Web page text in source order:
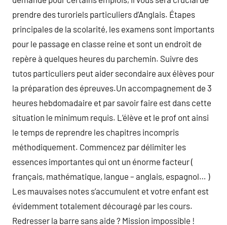
prendre des turoriels particuliers d’Anglais. Étapes
principales de la scolarité, les examens sont importants
pour le passage en classe reine et sont un endroit de
repère à quelques heures du parchemin. Suivre des
tutos particuliers peut aider secondaire aux élèves pour
la préparation des épreuves.Un accompagnement de 3
heures hebdomadaire et par savoir faire est dans cette
situation le minimum requis. L’élève et le prof ont ainsi
le temps de reprendre les chapitres incompris
méthodiquement. Commencez par délimiter les
essences importantes qui ont un énorme facteur (
français, mathématique, langue – anglais, espagnol… )
Les mauvaises notes s’accumulent et votre enfant est
évidemment totalement découragé par les cours.
Redresser la barre sans aide ? Mission impossible !